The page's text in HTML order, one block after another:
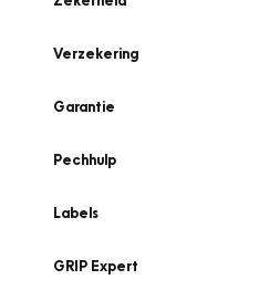
Verzekering
Garantie
Pechhulp
Labels
GRIP Expert